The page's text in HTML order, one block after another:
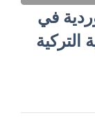
في
التركية